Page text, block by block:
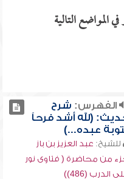
التالية
الفهرس: شرح
(لله أشد فرحاً
عبده...)
للشيخ: عبد العزيز بن باز
من محاضرة ( فتاوى نور
الدرب (486))